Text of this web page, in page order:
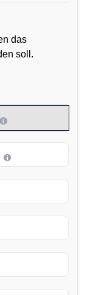
das
soll.